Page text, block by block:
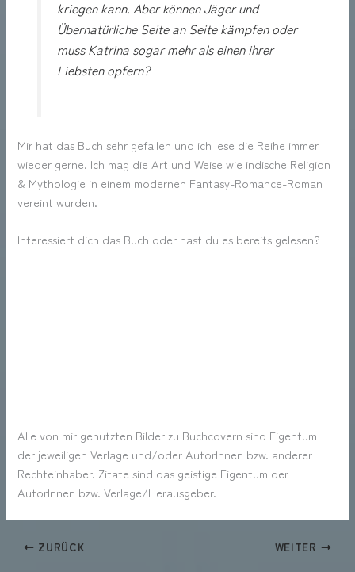
kriegen kann. Aber können Jäger und
Übernatürliche Seite an Seite kämpfen oder
muss Katrina sogar mehr als einen ihrer
Liebsten opfern?
Mir hat das Buch sehr gefallen und ich lese die Reihe immer
wieder gerne. Ich mag die Art und Weise wie indische Religion
& Mythologie in einem modernen Fantasy-Romance-Roman
vereint wurden.
Interessiert dich das Buch oder hast du es bereits gelesen?
Alle von mir genutzten Bilder zu Buchcovern sind Eigentum
der jeweiligen Verlage und/oder AutorInnen bzw. anderer
Rechteinhaber. Zitate sind das geistige Eigentum der
AutorInnen bzw. Verlage/Herausgeber.
ZURÜCK WEITER